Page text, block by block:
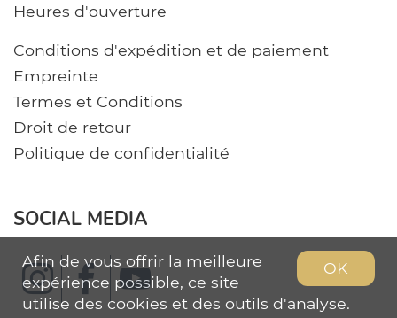
Heures d'ouverture
Conditions d'expédition et de paiement
Empreinte
Termes et Conditions
Droit de retour
Politique de confidentialité
SOCIAL MEDIA
OK
Afin de vous offrir la meilleure
expérience possible, ce site
utilise des cookies et des outils d'analyse.